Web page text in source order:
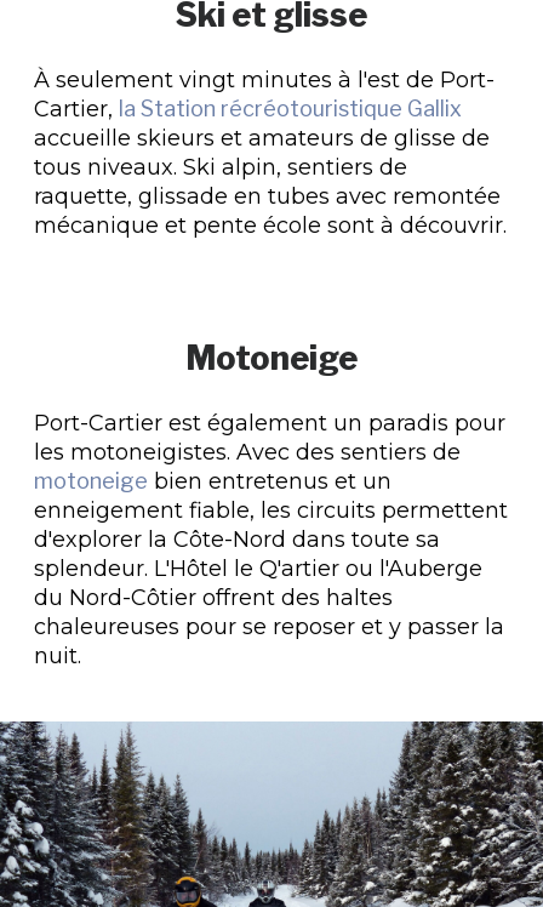
Ski et glisse
À seulement vingt minutes à l'est de Port-
Cartier, la Station récréotouristique Gallix
accueille skieurs et amateurs de glisse de
tous niveaux. Ski alpin, sentiers de
raquette, glissade en tubes avec remontée
mécanique et pente école sont à découvrir.
Motoneige
Port-Cartier est également un paradis pour
les motoneigistes. Avec des sentiers de
motoneige bien entretenus et un
enneigement fiable, les circuits permettent
d'explorer la Côte-Nord dans toute sa
splendeur. L'Hôtel le Q'artier ou l'Auberge
du Nord-Côtier offrent des haltes
chaleureuses pour se reposer et y passer la
nuit.